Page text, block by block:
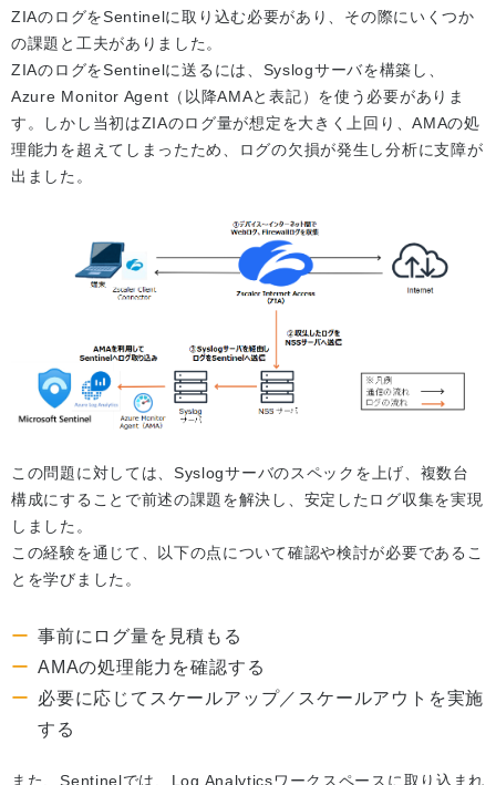
ZIAのログをSentinelに取り込む必要があり、その際にいくつか
の課題と工夫がありました。
ZIAのログをSentinelに送るには、Syslogサーバを構築し、
Azure Monitor Agent（以降AMAと表記）を使う必要がありま
す。しかし当初はZIAのログ量が想定を大きく上回り、AMAの処
理能力を超えてしまったため、ログの欠損が発生し分析に支障が
出ました。
この問題に対しては、Syslogサーバのスペックを上げ、複数台
構成にすることで前述の課題を解決し、安定したログ収集を実現
しました。
この経験を通じて、以下の点について確認や検討が必要であるこ
とを学びました。
事前にログ量を見積もる
AMAの処理能力を確認する
必要に応じてスケールアップ／スケールアウトを実施
する
また、Sentinelでは、Log Analyticsワークスペースに取り込まれ